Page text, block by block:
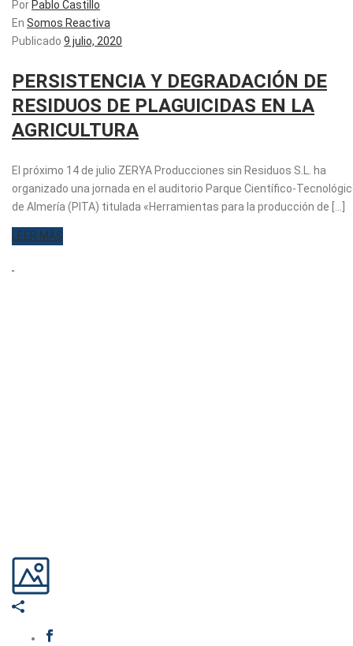
Por Pablo Castillo
En Somos Reactiva
Publicado 9 julio, 2020
PERSISTENCIA Y DEGRADACIÓN DE
RESIDUOS DE PLAGUICIDAS EN LA
AGRICULTURA
El próximo 14 de julio ZERYA Producciones sin Residuos S.L. ha
organizado una jornada en el auditorio Parque Científico-
de Almería (PITA) titulada «Herramientas para la producción de [...]
LEER MÁS